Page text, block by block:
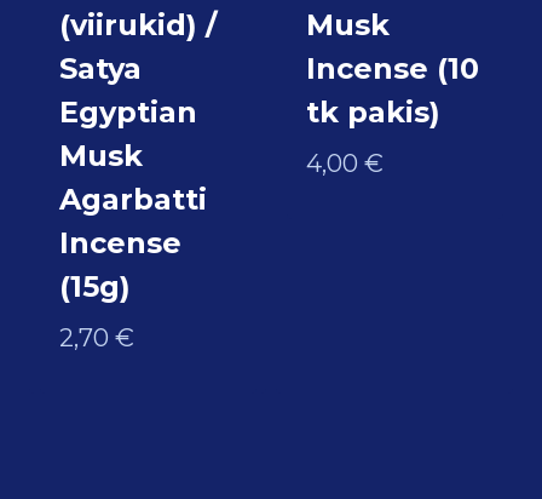
(viirukid) /
Satya
Egyptian
Musk
Agarbatti
Incense
(15g)
2,70 €
Musk
Incense (10
tk pakis)
4,00 €